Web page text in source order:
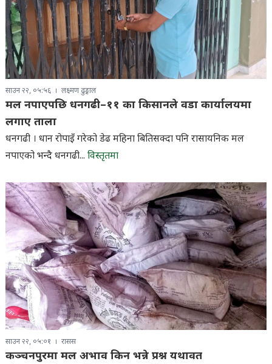
साउन २२, ०५:५६ लक्ष्मण ढुङ्गाल
मल नपाएपछि धनगढी–११ का किसानले वडा कार्यालयमा
लगाए ताला
धनगढी । धान रोपाइँ गरेको डेढ महिना बितिसक्दा पनि रासायनिक मल
नपाएको भन्दै धनगढी... विस्तृतमा
साउन २२, ०५:०१ रासस
कञ्चनपुरमा मल अभाव किन भन्ने प्रश्न यथावत